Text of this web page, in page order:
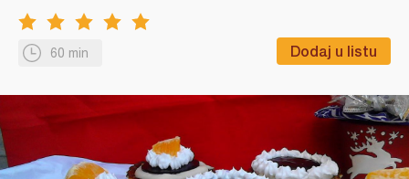
60 min Dodaj u listu